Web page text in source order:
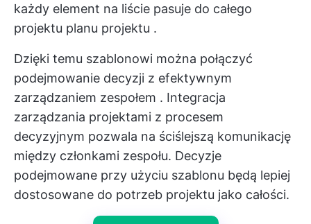
każdy element na liście pasuje do całego
projektu planu projektu .
Dzięki temu szablonowi można połączyć
podejmowanie decyzji z efektywnym
zarządzaniem zespołem . Integracja
zarządzania projektami z procesem
decyzyjnym pozwala na ściślejszą komunikację
między członkami zespołu. Decyzje
podejmowane przy użyciu szablonu będą lepiej
dostosowane do potrzeb projektu jako całości.